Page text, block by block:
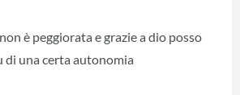
è peggiorata e grazie a dio posso
di una certa autonomia